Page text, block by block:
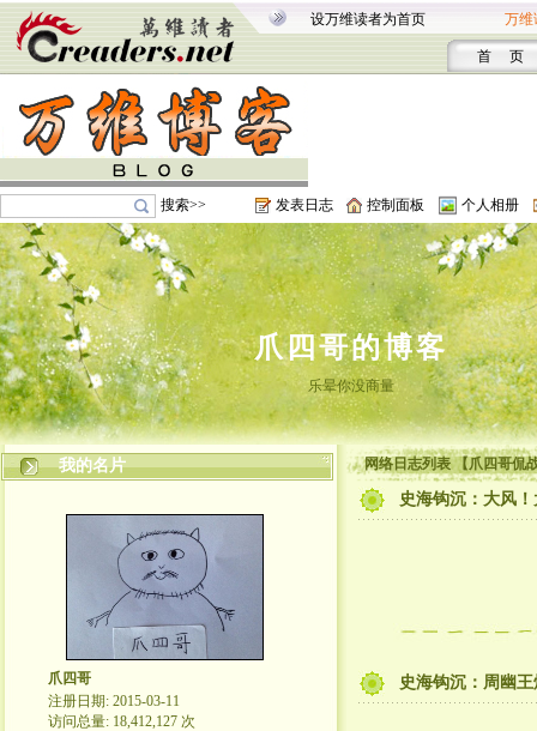
设万维读者为首页 万维
首 页
搜索>> 发表日志 控制面板 个人相册
爪四哥的博客
乐晕你没商量
我的名片
爪四哥
注册日期: 2015-03-11
访问总量: 18,412,127 次
网络日志列表 【爪四哥侃
史海钩沉：大风
史海钩沉：周幽